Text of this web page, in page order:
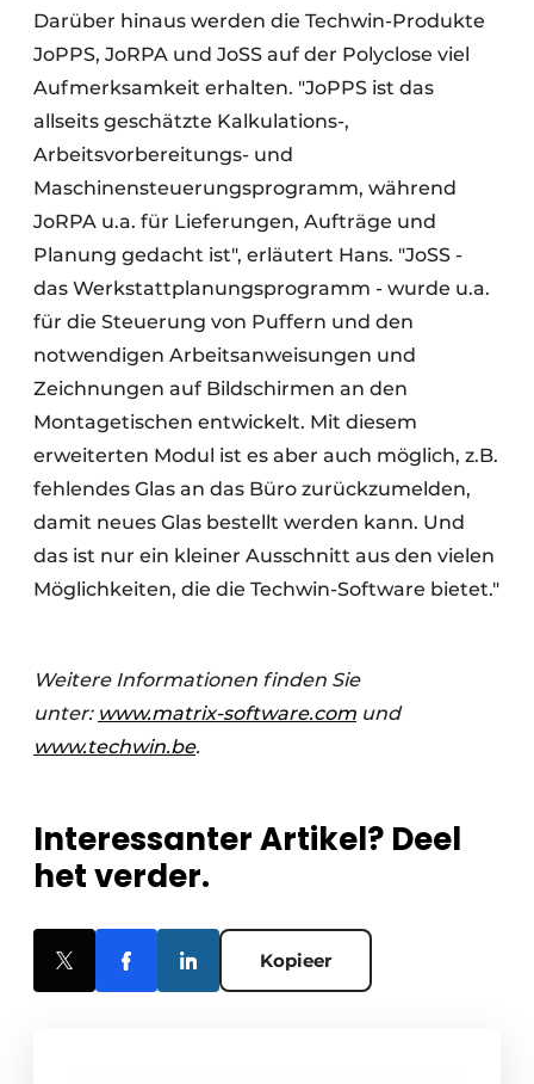
Darüber hinaus werden die Techwin-Produkte
JoPPS, JoRPA und JoSS auf der Polyclose viel
Aufmerksamkeit erhalten. "JoPPS ist das
allseits geschätzte Kalkulations-,
Arbeitsvorbereitungs- und
Maschinensteuerungsprogramm, während
JoRPA u.a. für Lieferungen, Aufträge und
Planung gedacht ist", erläutert Hans. "JoSS -
das Werkstattplanungsprogramm - wurde u.a.
für die Steuerung von Puffern und den
notwendigen Arbeitsanweisungen und
Zeichnungen auf Bildschirmen an den
Montagetischen entwickelt. Mit diesem
erweiterten Modul ist es aber auch möglich, z.B.
fehlendes Glas an das Büro zurückzumelden,
damit neues Glas bestellt werden kann. Und
das ist nur ein kleiner Ausschnitt aus den vielen
Möglichkeiten, die die Techwin-Software bietet."
Weitere Informationen finden Sie
unter: www.matrix-software.com und
www.techwin.be.
Interessanter Artikel? Deel
het verder.
Kopieer